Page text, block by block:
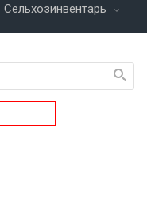
Сельхозинвентарь